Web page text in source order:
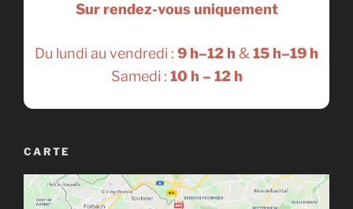
Sur rendez-vous uniquement
Du lundi au vendredi : 9 h–12 h &15 h–19 h
Samedi : 10 h – 12 h
CARTE